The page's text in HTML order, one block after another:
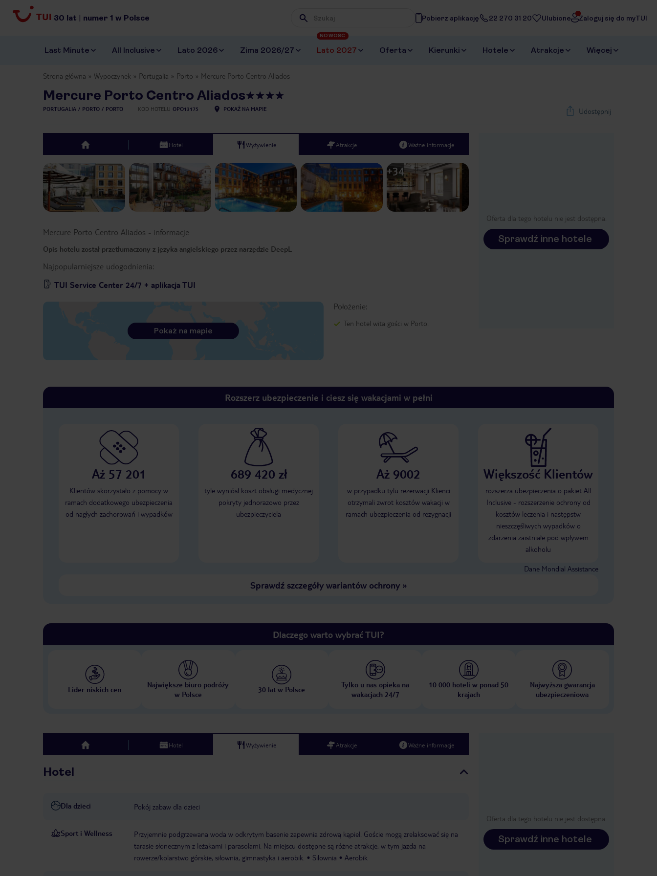
30 lat | numer 1 w Polsce Wpisz frazę, której szukasz
Pobierz aplikację 22 270 31 20 Ulubione Zaloguj się do myTUI
Last Minute All Inclusive Lato 2026 Zima 2026/27 Lato 2027
NOWOŚĆ
Oferta Kierunki Hotele Atrakcje Więcej
Strona główna Wypoczynek Portugalia Porto Mercure Porto Centro Aliados
Mercure Porto Centro Aliados
PORTUGALIA PORTO PORTO KOD HOTELU OPO13175 POKAŻ NA MAPIE Udostępnij
Oferta dla tego hotelu nie jest dostępna.
Sprawdź inne hotele
top Hotel Wyżywienie Atrakcje Ważne informacje
Previous slide Next slide
1/40
+34
Mercure Porto Centro Aliados - informacje
Opis hotelu został przetłumaczony z języka angielskiego przez narzędzie DeepL
Najpopularniejsze udogodnienia:
TUI Service Center 24/7 + aplikacja TUI
Położenie:
Ten hotel wita gości w Porto.
Pokaż na mapie
Rozszerz ubezpieczenie i ciesz się wakacjami w pełni
Aż 57 201
Klientów skorzystało z pomocy w
ramach dodatkowego ubezpieczenia
od nagłych zachorowań i wypadków
689 420 zł
tyle wyniósł koszt obsługi medycznej
pokryty jednorazowo przez
ubezpieczyciela
Aż 9002
w przypadku tylu rezerwacji Klienci
otrzymali zwrot kosztów wakacji w
ramach ubezpieczenia od rezygnacji
Większość Klientów
rozszerza ubezpieczenia o pakiet All
Inclusive - rozszerzenie ochrony od
kosztów leczenia i następstw
nieszczęśliwych wypadków o
zdarzenia zaistniałe pod wpływem
alkoholu
Dane Mondial Assistance
Sprawdź szczegóły wariantów ochrony»
Dlaczego warto wybrać TUI?
Lider niskich cen
Największe biuro podróży
w Polsce
30 lat w Polsce
Tylko u nas opieka na
wakacjach 24/7
10 000 hoteli w ponad 50
krajach
Najwyższa gwarancja
ubezpieczeniowa
top Hotel Wyżywienie Atrakcje Ważne informacje
Hotel
Dla dzieci Pokój zabaw dla dzieci
Sport i Wellness
Przyjemnie podgrzewana woda w odkrytym basenie zapewnia zdrową kąpiel. Goście mogą zrelaksować się na
tarasie słonecznym z leżakami i parasolami. Na miejscu dostępne są różne atrakcje, w tym jazda na
rowerze/kolarstwo górskie, siłownia, gimnastyka i aerobik.
Siłownia Aerobik
Oferta dla tego hotelu nie jest dostępna.
Sprawdź inne hotele